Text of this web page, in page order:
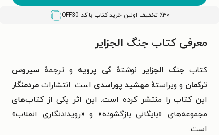
٪۳۰ تخفیف اولین خرید کتاب با کد OFF30
معرفی کتاب جنگ الجزایر
کتابجنگ الجزایر نوشتهٔ گی پرویه و ترجمهٔ سیروس
ترکمان و ویراستهٔ مهشید پوراسدی است. انتشارات مردمنگار
این کتاب را منتشر کرده است. این اثر یکی از کتاب‌های
مجموعه‌های «بایگانی بازگشوده» و «رویدادنگاری انقلاب»
است.